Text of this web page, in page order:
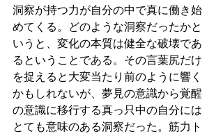
洞察が持つ力が自分の中で真に働き始
めてくる。どのような洞察だったかと
いうと、変化の本質は健全な破壊であ
るということである。その言葉尻だけ
を捉えると大変当たり前のように響く
かもしれないが、夢見の意識から覚醒
の意識に移行する真っ只中の自分には
とても意味のある洞察だった。筋力ト